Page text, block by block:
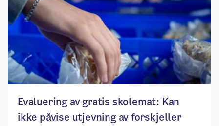
Evaluering av gratis skolemat: Kan
ikke påvise utjevning av forskjeller